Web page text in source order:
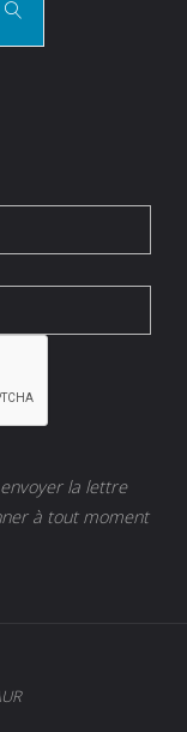
Search
la lettre
à tout moment